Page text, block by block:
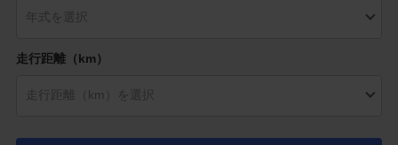
走行距離（km）